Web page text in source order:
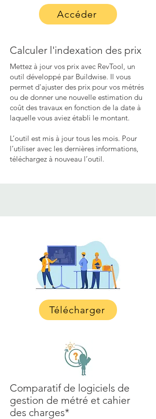
Accéder
Calculer l'indexation des prix
Mettez à jour vos prix avec RevTool, un
outil développé par Buildwise. Il vous
permet d'ajuster des prix pour vos métrés
ou de donner une nouvelle estimation du
coût des travaux en fonction de la date à
laquelle vous aviez établi le montant.
L’outil est mis à jour tous les mois. Pour
l’utiliser avec les dernières informations,
téléchargez à nouveau l’outil.
Télécharger
Comparatif de logiciels de
gestion de métré et cahier
des charges*